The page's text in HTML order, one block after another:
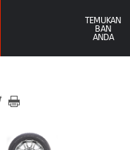
TEMUKAN
BAN
ANDA